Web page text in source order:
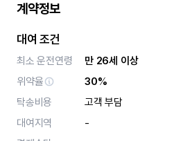
계약정보
대여 조건
최소 운전연령
만 26세 이상
위약율
30%
탁송비용
고객 부담
대여지역
-